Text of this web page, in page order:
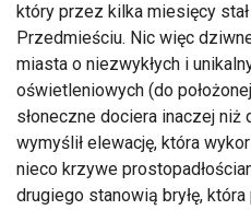
który przez kilka miesięcy
Przedmieściu. Nic więc
miasta o niezwykłych i
oświetleniowych (do
słoneczne dociera inaczej niż
wymyślił elewację, która
nieco krzywe
drugiego stanowią bryłę,